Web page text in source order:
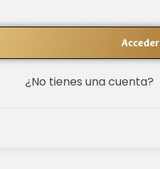
Acceder
¿No tienes una cuenta?